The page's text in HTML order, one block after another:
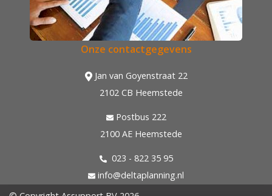
Onze contactgegevens
Jan van Goyenstraat 22
2102 CB Heemstede
Postbus 222
2100 AE Heemstede
023 - 822 35 95
info@deltaplanning.nl